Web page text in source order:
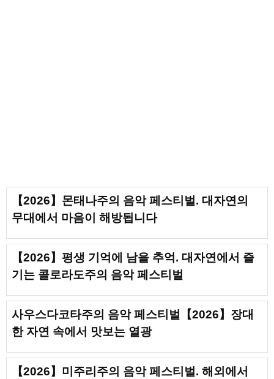
【2026】몬태나주의 음악 페스티벌. 대자연의
무대에서 마음이 해방됩니다
【2026】평생 기억에 남을 추억. 대자연에서 즐
기는 콜로라도주의 음악 페스티벌
사우스다코타주의 음악 페스티벌【2026】장대
한 자연 속에서 맛보는 열광
【2026】미주리주의 음악 페스티벌. 해외에서